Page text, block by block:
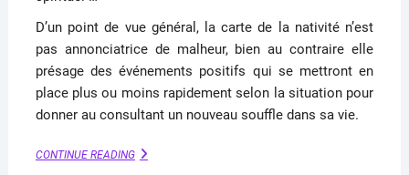
D’un point de vue général, la carte de la nativité n’est
pas annonciatrice de malheur, bien au contraire elle
présage des événements positifs qui se mettront en
place plus ou moins rapidement selon la situation pour
donner au consultant un nouveau souffle dans sa vie.
CONTINUE READINGLA